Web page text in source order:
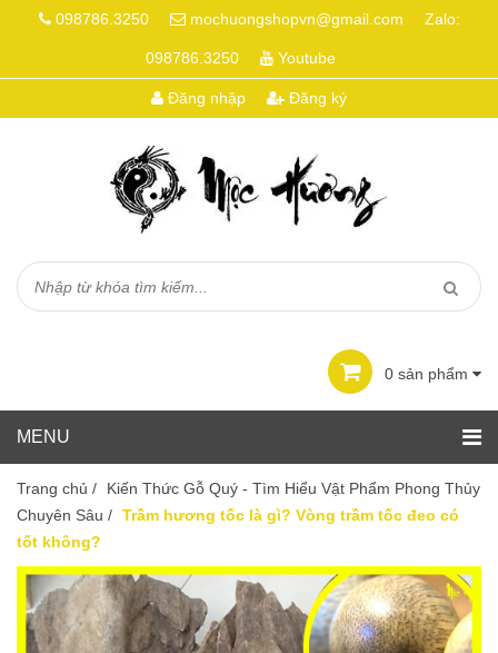
098786.3250 mochuongshopvn@gmail.com Zalo:
098786.3250 Youtube
Đăng nhập Đăng ký
0 sản phẩm
Trang chủ /
Kiến Thức Gỗ Quý - Tìm Hiểu Vật Phẩm Phong Thủy
Chuyên Sâu / Trầm hương tốc là gì? Vòng trầm tốc đeo có
tốt không?